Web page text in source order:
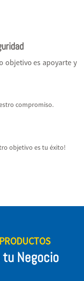
objetivo es apoyarte y
compromiso.
objetivo es tu éxito!
Negocio